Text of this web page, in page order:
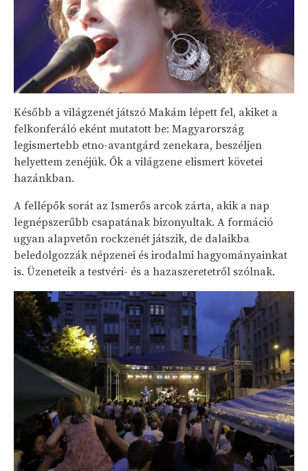
Később a világzenét játszó Makám lépett fel, akiket a
felkonferáló eként mutatott be: Magyarország
legismertebb etno-avantgárd zenekara, beszéljen
helyettem zenéjük. Ők a világzene elismert követei
hazánkban.
A fellépők sorát az Ismerős arcok zárta, akik a nap
legnépszerűbb csapatának bizonyultak. A formáció
ugyan alapvetőn rockzenét játszik, de dalaikba
beledolgozzák népzenei és irodalmi hagyományainkat
is. Üzeneteik a testvéri- és a hazaszeretetről szólnak.